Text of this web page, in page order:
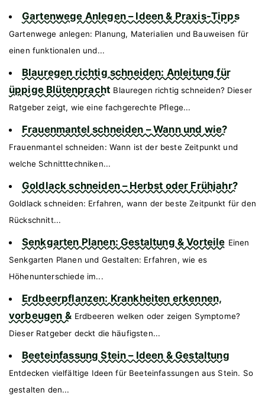
Gartenwege Anlegen – Ideen & Praxis-Tipps
Gartenwege anlegen: Planung, Materialien und Bauweisen für
einen funktionalen und...
Blauregen richtig schneiden: Anleitung für
üppige Blütenpracht Blauregen richtig schneiden? Dieser
Ratgeber zeigt, wie eine fachgerechte Pflege...
Frauenmantel schneiden – Wann und wie?
Frauenmantel schneiden: Wann ist der beste Zeitpunkt und
welche Schnitttechniken...
Goldlack schneiden – Herbst oder Frühjahr?
Goldlack schneiden: Erfahren, wann der beste Zeitpunkt für den
Rückschnitt...
Senkgarten Planen: Gestaltung & Vorteile Einen
Senkgarten Planen und Gestalten: Erfahren, wie es
Höhenunterschiede im...
Erdbeerpflanzen: Krankheiten erkennen,
vorbeugen & Erdbeeren welken oder zeigen Symptome?
Dieser Ratgeber deckt die häufigsten...
Beeteinfassung Stein – Ideen & Gestaltung
Entdecken vielfältige Ideen für Beeteinfassungen aus Stein. So
gestalten den...